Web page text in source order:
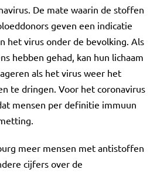
De mate waarin de stoffen
geven een indicatie
het virus onder de bevolking. Als
hebben gehad, kan hun lichaam
als het virus weer het
te dringen. Voor het coronavirus
mensen per definitie immuun
meer mensen met antistoffen
cijfers over de